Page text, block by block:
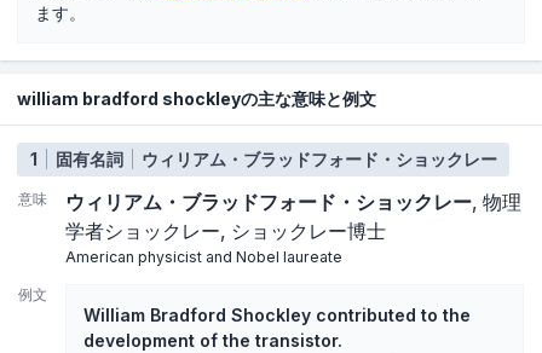
ます。
william bradford shockleyの主な意味と例文
1 固有名詞 ウィリアム・ブラッドフォード・ショックレー
意味 ウィリアム・ブラッドフォード・ショックレー 物理
学者ショックレー
ショックレー博士
American physicist and Nobel laureate
例文
William Bradford Shockley contributed to the
development of the transistor.